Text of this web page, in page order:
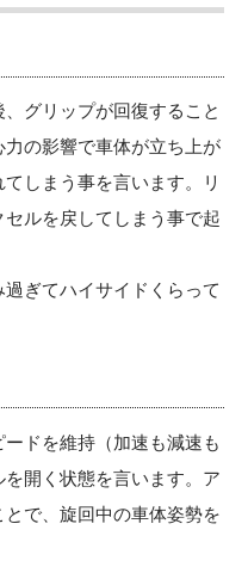
グリップが回復すること
の影響で車体が立ち上が
しまう事を言います。リ
ルを戻してしまう事で起
ぎてハイサイドくらって
ドを維持（加速も減速も
開く状態を言います。ア
で、旋回中の車体姿勢を